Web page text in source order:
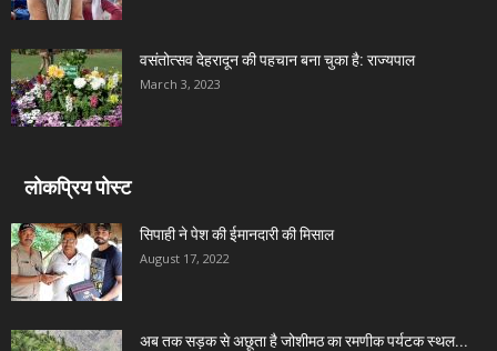
वसंतोत्सव देहरादून की पहचान बना चुका है: राज्यपाल
March 3, 2023
लोकप्रिय पोस्ट
सिपाही ने पेश की ईमानदारी की मिसाल
August 17, 2022
अब तक सड़क से अछूता है जोशीमठ का रमणीक पर्यटक स्थल...